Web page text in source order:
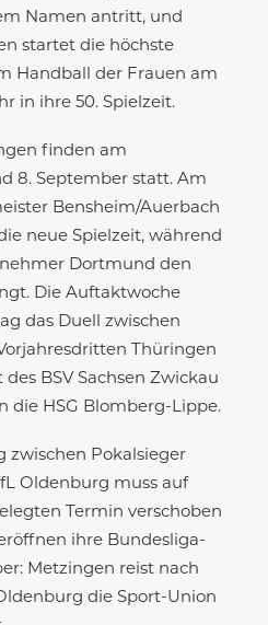
Namen antritt, und
startet die höchste
Handball der Frauen am
in ihre 50. Spielzeit.
finden am
8. September statt. Am
Bensheim/Auerbach
neue Spielzeit, während
Dortmund den
Die Auftaktwoche
das Duell zwischen
Thüringen
BSV Sachsen Zwickau
die HSG Blomberg-Lippe.
zwischen Pokalsieger
Oldenburg muss auf
Termin verschoben
ihre Bundesliga-
Metzingen reist nach
die Sport-Union